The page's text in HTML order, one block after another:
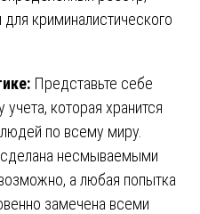
криминалистического
Представьте себе
учета, которая хранится
по всему миру.
сделана несмываемыми
а любая попытка
замечена всеми